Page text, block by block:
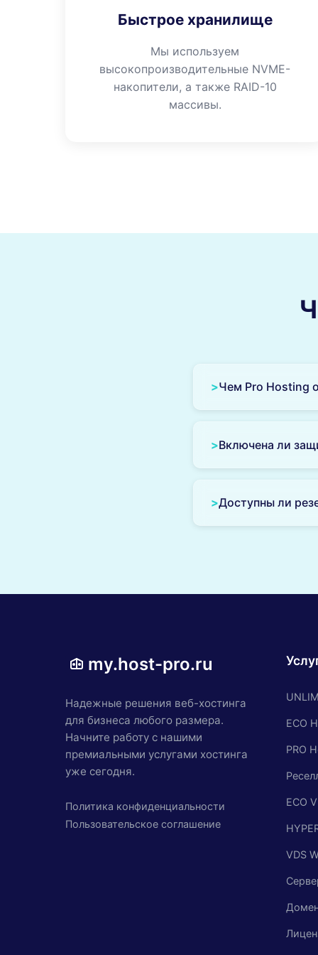
Быстрое хранилище
Мы используем
высокопроизводительные NVME-
накопители, а также RAID-10
массивы.
>Чем Pro Hosting
>Включена ли
>Доступны ли
my.host-pro.ru
Надежные решения веб-хостинга
для бизнеса любого размера.
Начните работу с нашими
премиальными услугами хостинга
уже сегодня.
Политика конфиденциальности
Пользовательское соглашение
ECO
PRO
ECO
VDS